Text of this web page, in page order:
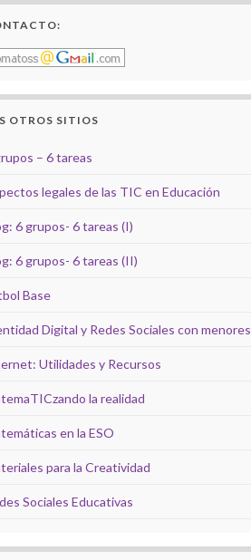
OTROS SITIOS
– 6 tareas
legales de las TIC en Educación
6 grupos- 6 tareas (I)
6 grupos- 6 tareas (II)
Base
Digital y Redes Sociales con menores
Utilidades y Recursos
la realidad
en la ESO
para la Creatividad
Sociales Educativas